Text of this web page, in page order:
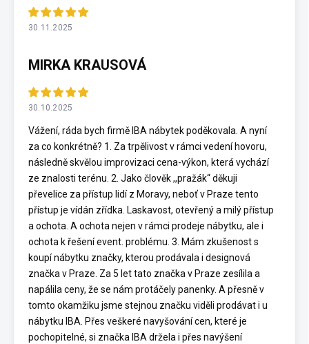
30.11.2025
MIRKA KRAUSOVÁ
30.10.2025
Vážení, ráda bych firmě IBA nábytek poděkovala. A nyní
za co konkrétně? 1. Za trpělivost v rámci vedení hovoru,
následně skvělou improvizaci cena-výkon, která vychází
ze znalosti terénu. 2. Jako člověk ,,pražák“ děkuji
převelice za přístup lidí z Moravy, neboť v Praze tento
přístup je vídán zřídka. Laskavost, otevřený a milý přístup
a ochota. A ochota nejen v rámci prodeje nábytku, ale i
ochota k řešení event. problému. 3. Mám zkušenost s
koupí nábytku značky, kterou prodávala i designová
značka v Praze. Za 5 let tato značka v Praze zesílila a
napálila ceny, že se nám protáčely panenky. A přesně v
tomto okamžiku jsme stejnou značku viděli prodávat i u
nábytku IBA. Přes veškeré navyšování cen, které je
pochopitelné, si značka IBA držela i přes navýšení